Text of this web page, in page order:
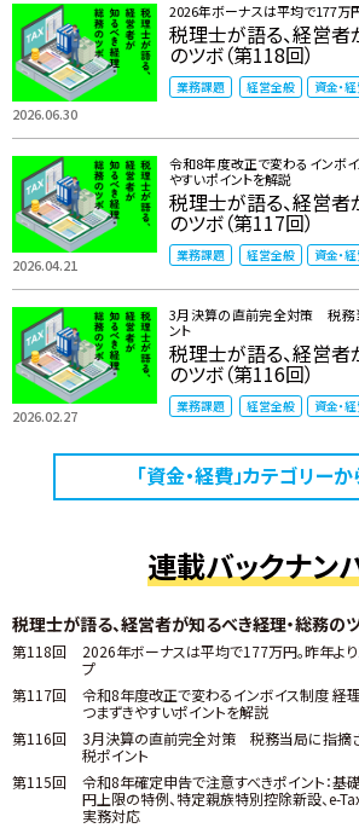
2026.06.30
2026年ボーナスは平均で177万
税理士が語る、経営者
のツボ（第118回）
業務課題 経営全般 資金・
2026.04.21
令和8年度改正で変わるインボイ
やすいポイントを解説
税理士が語る、経営者
のツボ（第117回）
業務課題 経営全般 資金・
2026.02.27
3月決算の直前完全対策 税務
ント
税理士が語る、経営者
のツボ（第116回）
業務課題 経営全般 資金・
「資金・経費」カテゴリー
連載バックナン
税理士が語る、経営者が知るべき経理・総務の
第118回
2026年ボーナスは平均で177万円。昨年よ
プ
第117回
令和8年度改正で変わるインボイス制度 ――経
つまずきやすいポイントを解説
第116回
3月決算の直前完全対策 税務当局に指摘
税ポイント
第115回
令和8年確定申告で注意すべきポイント：基
円上限の特例、特定親族特別控除新設、e-
実務対応